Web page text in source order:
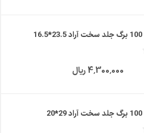
4٬300٬000 ریال